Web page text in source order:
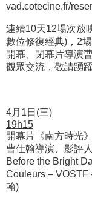
vad.cotecine.fr/
連續10天12場次放
數位修復經典)，2
開幕、閉幕片導演
觀眾交流，敬請踴躍
4月1日(三)
19h15
開幕片《南方時光》
曹仕翰導演、影評
Before the Bright
Couleurs – VOSTF
翰)